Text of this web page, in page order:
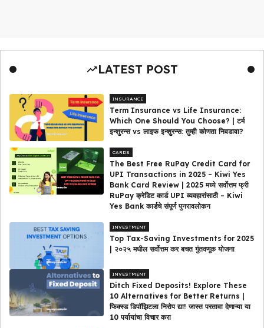
LATEST POST
INSURANCE
Term Insurance vs Life Insurance:
Which One Should You Choose? | टर्म
इन्शुरन्स vs लाइफ इन्शुरन्स: तुम्ही कोणता निवडावा?
CARDS
The Best Free RuPay Credit Card for
UPI Transactions in 2025 – Kiwi Yes
Bank Card Review | 2025 मध्ये सर्वोत्तम फ्री
RuPay क्रेडिट कार्ड UPI व्यवहारांसाठी – Kiwi
Yes Bank कार्डचे संपूर्ण पुनरावलोकन
INVESTMENT
Top Tax-Saving Investments for 2025
| २०२५ मधील सर्वोत्तम कर बचत गुंतवणूक योजना
INVESTMENT
Ditch Fixed Deposits! Explore These
10 Alternatives for Better Returns |
फिक्स्ड डिपॉझिटला निरोप द्या! जास्त परतावा देणाऱ्या या
10 पर्यायांचा विचार करा